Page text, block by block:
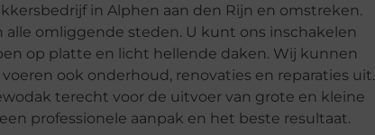
in Alphen aan den Rijn en omstreken.
omliggende steden. U kunt ons inschakelen
op platte en licht hellende daken. Wij kunnen
ook onderhoud, renovaties en reparaties uit.
terecht voor de uitvoer van grote en kleine
professionele aanpak en het beste resultaat.